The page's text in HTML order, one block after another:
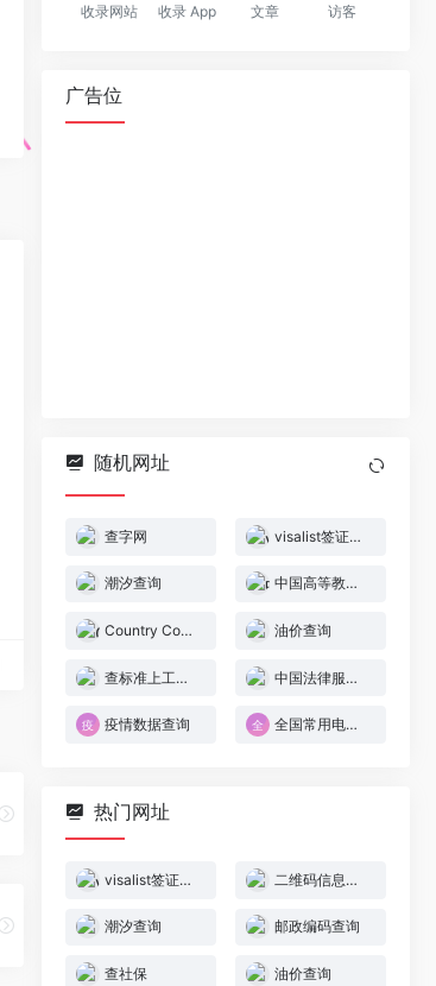
收录网站 收录 App 文章 访客
广告位
随机网址
查字网 visalist签证查询
潮汐查询 中国高等教育学生信息网（学信网）
Country Codes 油价查询
查标准上工标网 中国法律服务网
疫情数据查询 全国常用电话号码列表大全
热门网址
visalist签证查询 二维码信息查询中心
潮汐查询 邮政编码查询
查社保 油价查询